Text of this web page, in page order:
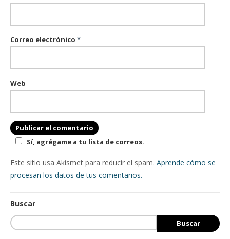
Correo electrónico *
Web
Sí, agrégame a tu lista de correos.
Este sitio usa Akismet para reducir el spam. Aprende cómo se
procesan los datos de tus comentarios.
Buscar